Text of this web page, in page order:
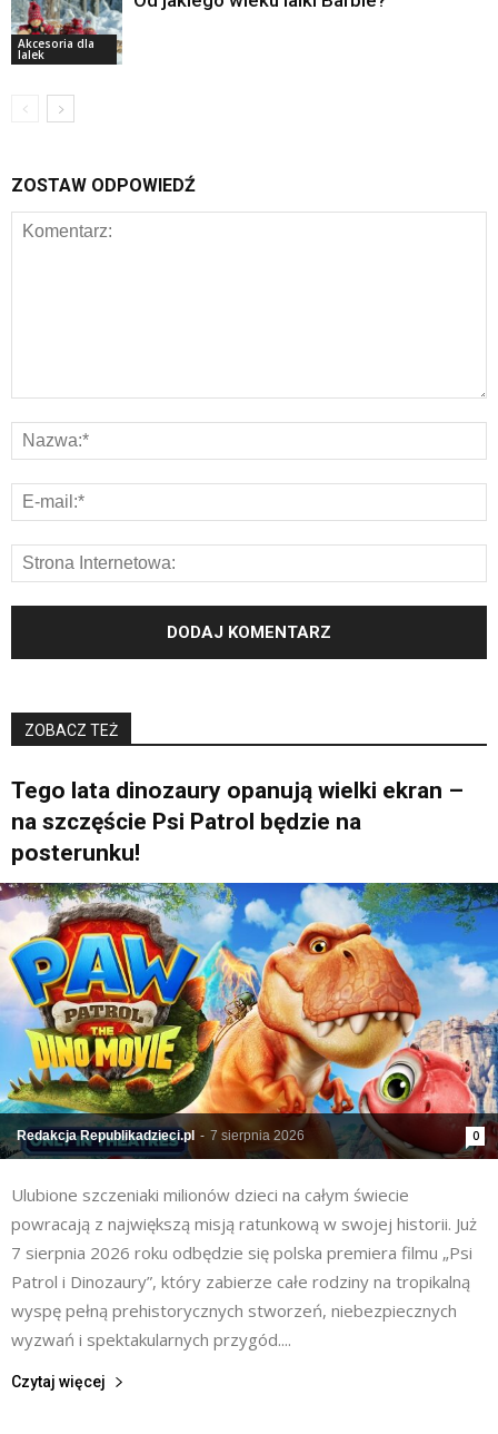
Akcesoria dla
lalek
ZOSTAW ODPOWIEDŹ
ZOBACZ TEŻ
Tego lata dinozaury opanują wielki ekran –
na szczęście Psi Patrol będzie na
posterunku!
Redakcja Republikadzieci.pl - 7 sierpnia 2026 0
Ulubione szczeniaki milionów dzieci na całym świecie
powracają z największą misją ratunkową w swojej historii. Już
7 sierpnia 2026 roku odbędzie się polska premiera filmu „Psi
Patrol i Dinozaury”, który zabierze całe rodziny na tropikalną
wyspę pełną prehistorycznych stworzeń, niebezpiecznych
wyzwań i spektakularnych przygód....
Czytaj więcej